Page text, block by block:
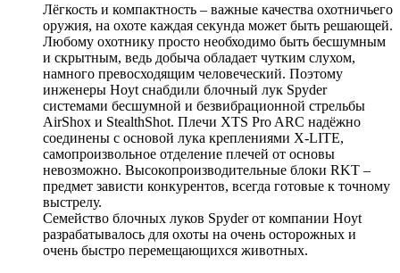
Лёгкость и компактность – важные качества охотничьего
оружия, на охоте каждая секунда может быть решающей.
Любому охотнику просто необходимо быть бесшумным
и скрытным, ведь добыча обладает чутким слухом,
намного превосходящим человеческий. Поэтому
инженеры Hoyt снабдили блочный лук Spyder
системами бесшумной и безвибрационной стрельбы
AirShox и StealthShot. Плечи XTS Pro ARC надёжно
соединены с основой лука креплениями X-LITE,
самопроизвольное отделение плечей от основы
невозможно. Высокопроизводительные блоки RKT –
предмет зависти конкурентов, всегда готовые к точному
выстрелу.
Семейство блочных луков Spyder от компании Hoyt
разрабатывалось для охоты на очень осторожных и
очень быстро перемещающихся животных.